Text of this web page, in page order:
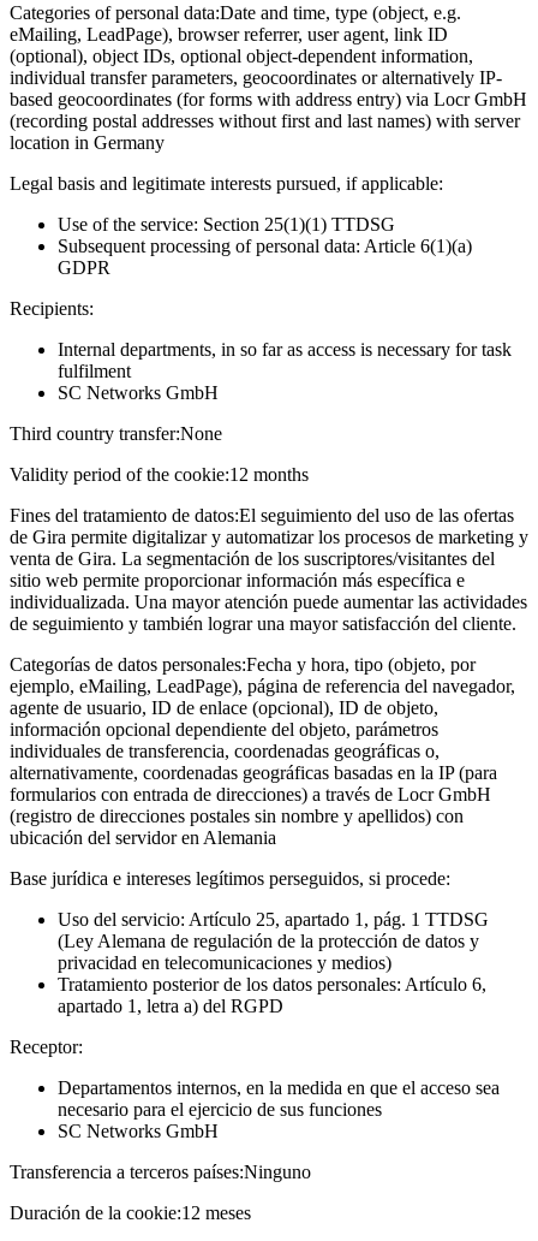
Categories of personal data:Date and time, type (object, e.g.
eMailing, LeadPage), browser referrer, user agent, link ID
(optional), object IDs, optional object-dependent information,
individual transfer parameters, geocoordinates or alternatively IP-
based geocoordinates (for forms with address entry) via Locr GmbH
(recording postal addresses without first and last names) with server
location in Germany
Legal basis and legitimate interests pursued, if applicable:
Use of the service: Section 25(1)(1) TTDSG
Subsequent processing of personal data: Article 6(1)(a)
GDPR
Recipients:
Internal departments, in so far as access is necessary for task
fulfilment
SC Networks GmbH
Third country transfer:None
Validity period of the cookie:12 months
Fines del tratamiento de datos:El seguimiento del uso de las ofertas
de Gira permite digitalizar y automatizar los procesos de marketing y
venta de Gira. La segmentación de los suscriptores/visitantes del
sitio web permite proporcionar información más específica e
individualizada. Una mayor atención puede aumentar las actividades
de seguimiento y también lograr una mayor satisfacción del cliente.
Categorías de datos personales:Fecha y hora, tipo (objeto, por
ejemplo, eMailing, LeadPage), página de referencia del navegador,
agente de usuario, ID de enlace (opcional), ID de objeto,
información opcional dependiente del objeto, parámetros
individuales de transferencia, coordenadas geográficas o,
alternativamente, coordenadas geográficas basadas en la IP (para
formularios con entrada de direcciones) a través de Locr GmbH
(registro de direcciones postales sin nombre y apellidos) con
ubicación del servidor en Alemania
Base jurídica e intereses legítimos perseguidos, si procede:
Uso del servicio: Artículo 25, apartado 1, pág. 1 TTDSG
(Ley Alemana de regulación de la protección de datos y
privacidad en telecomunicaciones y medios)
Tratamiento posterior de los datos personales: Artículo 6,
apartado 1, letra a) del RGPD
Receptor:
Departamentos internos, en la medida en que el acceso sea
necesario para el ejercicio de sus funciones
SC Networks GmbH
Transferencia a terceros países:Ninguno
Duración de la cookie:12 meses